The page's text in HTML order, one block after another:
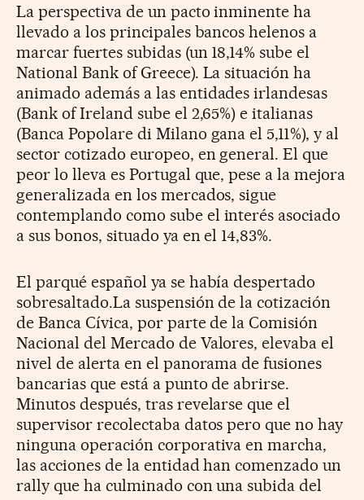
La perspectiva de un pacto inminente ha
llevado a los principales bancos helenos a
marcar fuertes subidas (un 18,14% sube el
National Bank of Greece). La situación ha
animado además a las entidades irlandesas
(Bank of Ireland sube el 2,65%) e italianas
(Banca Popolare di Milano gana el 5,11%), y al
sector cotizado europeo, en general. El que
peor lo lleva es Portugal que, pese a la mejora
generalizada en los mercados, sigue
contemplando como sube el interés asociado
a sus bonos, situado ya en el 14,83%.
El parqué español ya se había despertado
sobresaltado.La suspensión de la cotización
de Banca Cívica, por parte de la Comisión
Nacional del Mercado de Valores, elevaba el
nivel de alerta en el panorama de fusiones
bancarias que está a punto de abrirse.
Minutos después, tras revelarse que el
supervisor recolectaba datos pero que no hay
ninguna operación corporativa en marcha,
las acciones de la entidad han comenzado un
rally que ha culminado con una subida del